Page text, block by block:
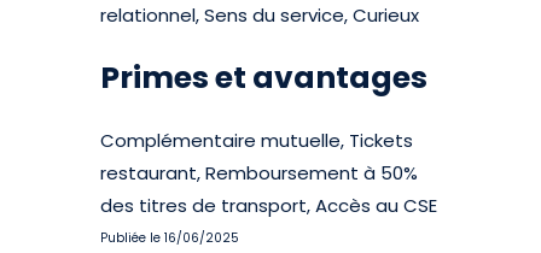
relationnel, Sens du service, Curieux
Primes et avantages
Complémentaire mutuelle, Tickets
restaurant, Remboursement à 50%
des titres de transport, Accès au CSE
Publiée le 16/06/2025